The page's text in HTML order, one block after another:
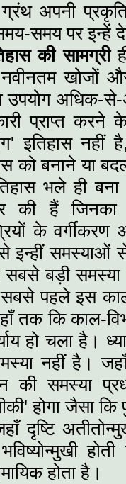
अपनी
समय पर इन्‍हें
की सामग्री
नवीनतम खोजों
उपयोग अधिक-से-
प्राप्‍त करने
इतिहास नहीं
को बनाने या
भले ही
की हैं जिनका
के
इन्‍हीं समस्‍याओं से
सबसे बड़ी समस्‍या
पहले इस
तक कि काल-
हो चला है।
नहीं है।
की समस्‍या
होगा जैसा कि
दृष्टि
भविष्‍योन्‍मुखी
होता है।